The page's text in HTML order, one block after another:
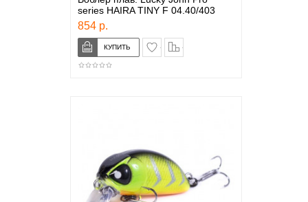
series HAIRA TINY F 04.40/403
854 р.
в закладки